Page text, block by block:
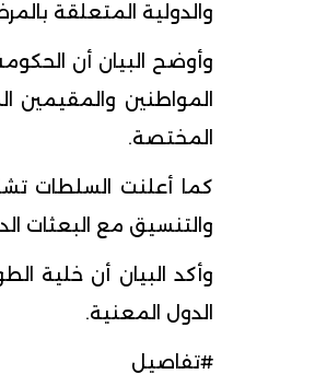
والدولية المتعلقة
وأوضح البيان أن
المواطنين والمقيمين
المختصة.
كما أعلنت السلطات
والتنسيق مع البعثات
وأكد البيان أن خلية
الدول المعنية.
#تفاصيل